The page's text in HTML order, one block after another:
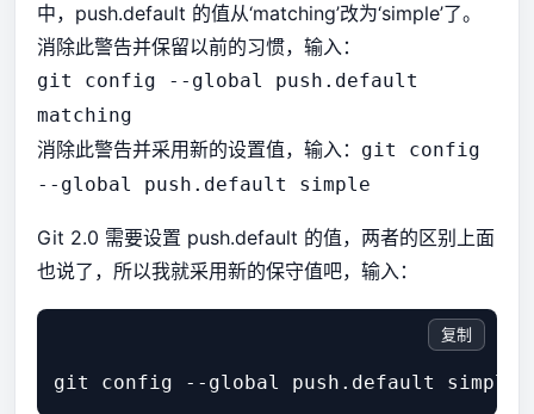
中，push.default 的值从‘matching’改为‘simple’了。
消除此警告并保留以前的习惯，输入：
git config --global push.default
matching
消除此警告并采用新的设置值，输入： git config
--global push.default simple
Git 2.0 需要设置 push.default 的值，两者的区别上面
也说了，所以我就采用新的保守值吧，输入：
复制